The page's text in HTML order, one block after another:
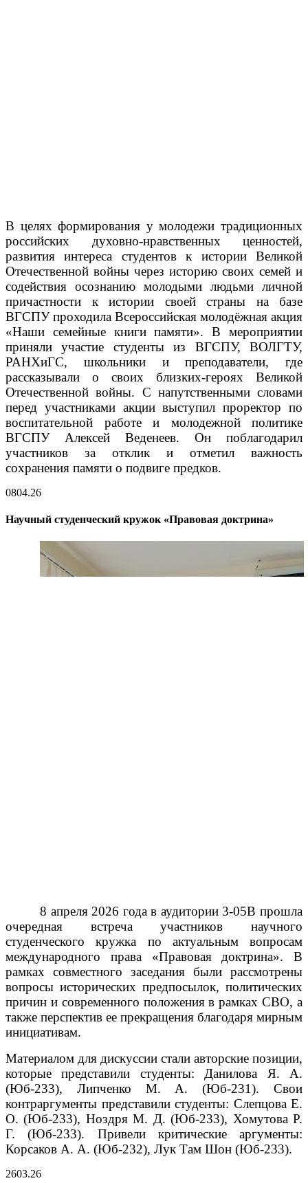
В целях формирования у молодежи традиционных
российских духовно-нравственных ценностей,
развития интереса студентов к истории Великой
Отечественной войны через историю своих семей и
содействия осознанию молодыми людьми личной
причастности к истории своей страны на базе
ВГСПУ проходила Всероссийская молодёжная акция
«Наши семейные книги памяти». В мероприятии
приняли участие студенты из ВГСПУ, ВОЛГТУ,
РАНХиГС, школьники и преподаватели, где
рассказывали о своих близких-героях Великой
Отечественной войны. С напутственными словами
перед участниками акции выступил проректор по
воспитательной работе и молодежной политике
ВГСПУ Алексей Веденеев. Он поблагодарил
участников за отклик и отметил важность
сохранения памяти о подвиге предков.
0804.26
Научный студенческий кружок «Правовая доктрина»
8 апреля 2026 года в аудитории 3-05В прошла
очередная встреча участников научного
студенческого кружка по актуальным вопросам
международного права «Правовая доктрина». В
рамках совместного заседания были рассмотрены
вопросы исторических предпосылок, политических
причин и современного положения в рамках СВО, а
также перспектив ее прекращения благодаря мирным
инициативам.
Материалом для дискуссии стали авторские позиции,
которые представили студенты: Данилова Я. А.
(Юб-233), Липченко М. А. (Юб-231). Свои
контраргументы представили студенты: Слепцова Е.
О. (Юб-233), Ноздря М. Д. (Юб-233), Хомутова Р.
Г. (Юб-233). Привели критические аргументы:
Корсаков А. А. (Юб-232), Лук Там Шон (Юб-233).
2603.26